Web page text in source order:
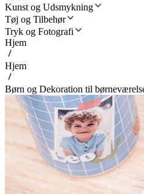
Kunst og Udsmykning
Tøj og Tilbehør
Tryk og Fotografi
Hjem
Hjem
Børn og Dekoration til